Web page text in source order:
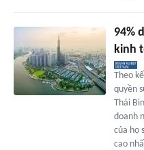
94%
kinh
Theo
quyền
Thái
doanh
của họ
cao